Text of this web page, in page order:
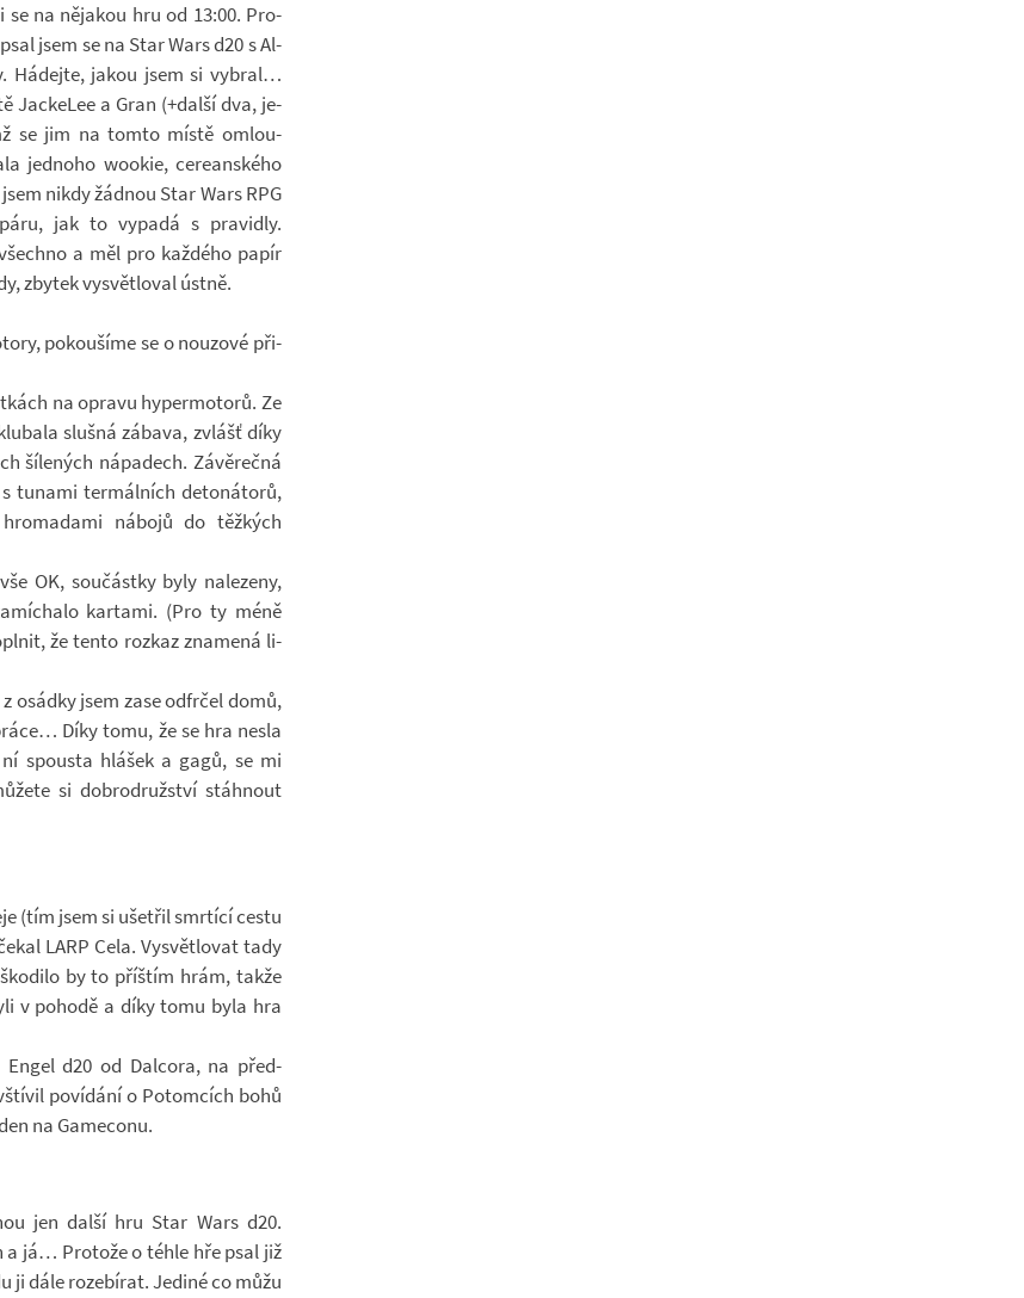
na ně­ja­kou hru od 13:00. Pro­
jsem se na Star Wars d20 s Al­
Há­dejte, jakou jsem si vy­bral…
Jacke­Lee a Gran (+další dva, je­
se jim na tomto místě omlou­
jed­noho wo­o­kie, ce­re­an­ského
nikdy žád­nou Star Wars RPG
jak to vy­padá s pra­vi­dly.
a měl pro kaž­dého papír
zby­tek vy­svět­lo­val ústně.
po­kou­šíme se o nou­zové při­
na opravu hy­per­mo­torů. Ze
slušná zá­bava, zvlášť díky
ší­le­ných ná­pa­dech. Zá­vě­rečná
tunami ter­mál­ních de­to­ná­torů,
ná­bojů do těž­kých
OK, sou­částky byly na­le­zeny,
kar­tami. (Pro ty méně
že tento roz­kaz zna­mená li­
osádky jsem zase odfr­čel domů,
Díky tomu, že se hra nesla
spousta hlá­šek a gagů, se mi
si dob­ro­druž­ství stáh­nout
(tím jsem si ušet­řil smr­tící cestu
LARP Cela. Vy­svět­lo­vat tady
by to příš­tím hrám, takže
v po­hodě a díky tomu byla hra
Engel d20 od Dal­cora, na před­
po­ví­dání o Po­tom­cích bohů
na Ga­me­conu.
jen další hru Star Wars d20.
a já… Pro­tože o téhle hře psal již
ji dále ro­ze­bí­rat. Je­diné co můžu